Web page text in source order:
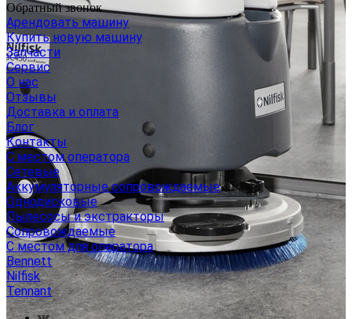
Обратный звонок
Арендовать машину
Купить новую машину
Запчасти
Сервис
О нас
Отзывы
Доставка и оплата
Блог
Контакты
С местом оператора
Сетевые
Аккумуляторные сопровождаемые
Однодисковые
Пылесосы и экстракторы
Сопровождаемые
С местом для оператора
Bennett
Nilfisk
Tennant